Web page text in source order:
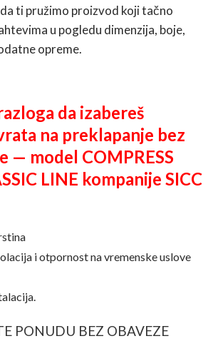
ti pružimo proizvod koji tačno
u pogledu dimenzija, boje,
opreme.
da izabereš
na preklapanje bez
— model COMPRESS
LINE kompanije SICC
i otpornost na vremenske uslove
PONUDU BEZ OBAVEZE